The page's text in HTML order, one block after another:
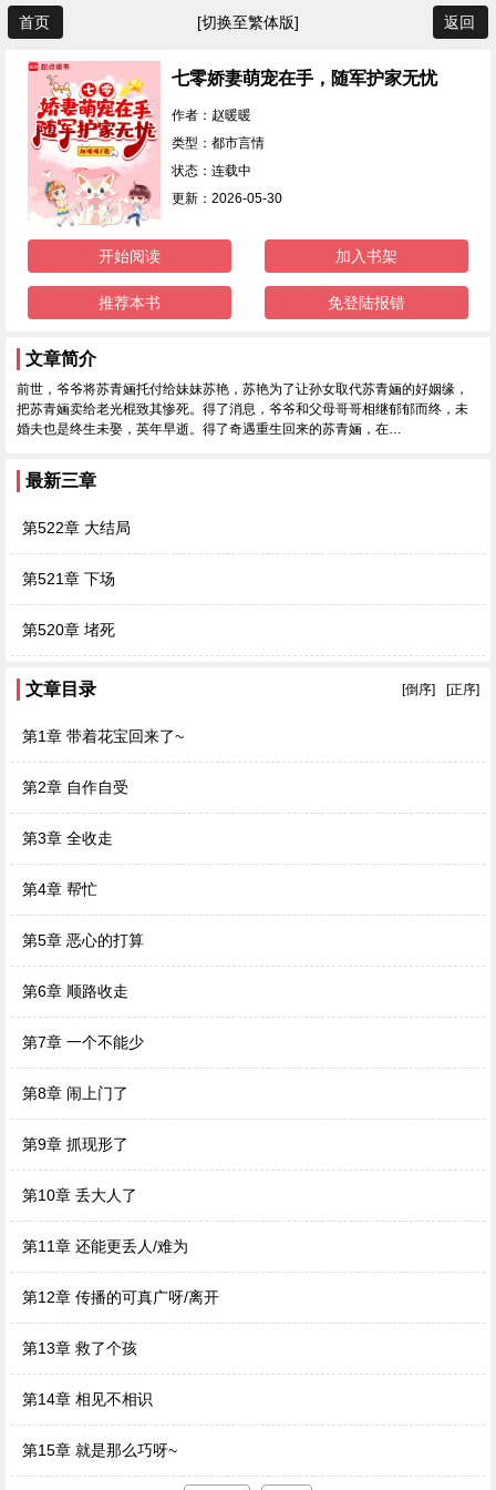
首页 [切换至繁体版] 返回
七零娇妻萌宠在手，随军护家无忧
作者：赵暖暖
类型：都市言情
状态：连载中
更新：2026-05-30
开始阅读 加入书架
推荐本书 免登陆报错
文章简介
前世，爷爷将苏青婳托付给妹妹苏艳，苏艳为了让孙女取代苏青婳的好姻缘，
把苏青婳卖给老光棍致其惨死。得了消息，爷爷和父母哥哥相继郁郁而终，未
婚夫也是终生未娶，英年早逝。得了奇遇重生回来的苏青婳，在…
最新三章
第522章 大结局
第521章 下场
第520章 堵死
文章目录 [正序]
[倒序]
第1章 带着花宝回来了~
第2章 自作自受
第3章 全收走
第4章 帮忙
第5章 恶心的打算
第6章 顺路收走
第7章 一个不能少
第8章 闹上门了
第9章 抓现形了
第10章 丢大人了
第11章 还能更丢人/难为
第12章 传播的可真广呀/离开
第13章 救了个孩
第14章 相见不相识
第15章 就是那么巧呀~